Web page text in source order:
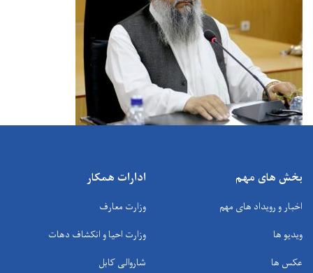
بخش های مهم
اخبار و رویداد های مهم
ویدیو ها
عکس ها
ادارات همکار
وزارت معارف
وزارت احیا و انکشاف دهات
شاروالی کابل